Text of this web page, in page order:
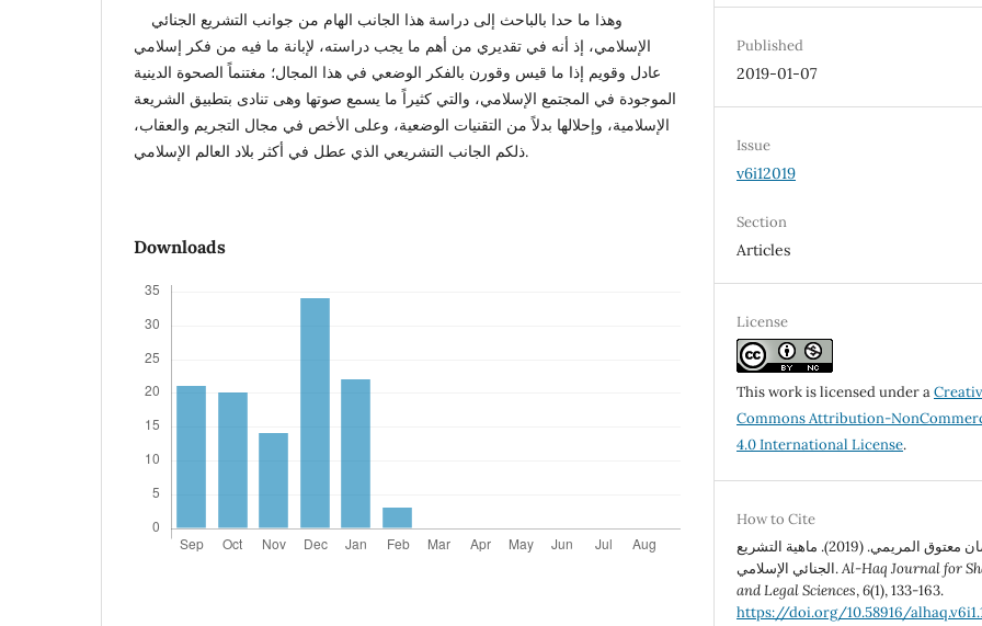
الإسلامي، إذ أنه في تقديري من أهم ما يجب دراسته، لإبانة ما فيه من فكر إسلامي
عادل وقويم إذا ما قيس وقورن بالفكر الوضعي في هذا المجال؛ مغتنماً الصحوة الدينية
الموجودة في المجتمع الإسلامي، والتي كثيراً ما يسمع صوتها وهى تنادى بتطبيق الشريعة
الإسلامية، وإحلالها بدلاً من التقنيات الوضعية، وعلى الأخص في مجال التجريم والعقاب،
ذلكم الجانب التشريعي الذي عطل في أكثر بلاد العالم الإسلامي.
Downloads
Published
2019-01-07
Issue
v6i12019
Section
Articles
License
This work is licensed under a
Commons Attribution-
4.0 International License.
How to Cite
أ. رمضان معتوق المريمي. (2019). ماهية التشريع
الجنائي الإسلامي.Al-Haq Journal for
and Legal Sciences,6(1), 133-163.
https://doi.org/10.58916/